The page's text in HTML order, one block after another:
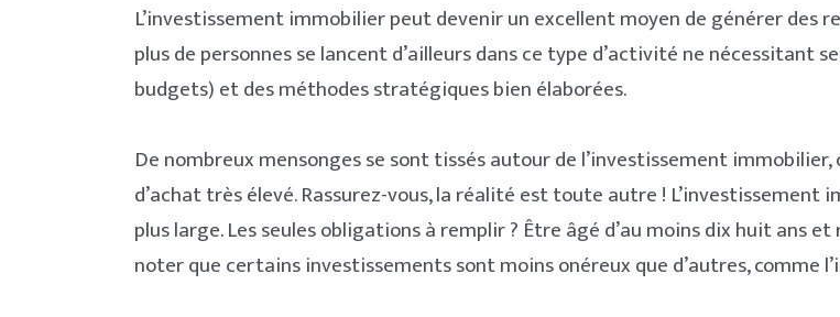
L’investissement immobilier peut devenir un excellent moyen de générer des
plus de personnes se lancent d’ailleurs dans ce type d’activité ne nécessitant
budgets) et des méthodes stratégiques bien élaborées.
De nombreux mensonges se sont tissés autour de l’investissement
d’achat très élevé. Rassurez-vous, la réalité est toute autre !
plus large. Les seules obligations à remplir ? Être âgé d’au moins dix huit ans
noter que certains investissements sont moins onéreux que d’autres, comme